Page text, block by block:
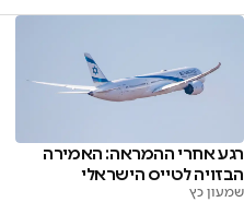
רגע אחרי ההמראה: האמירה
הבזויה לטייס הישראלי
שמעון כץ